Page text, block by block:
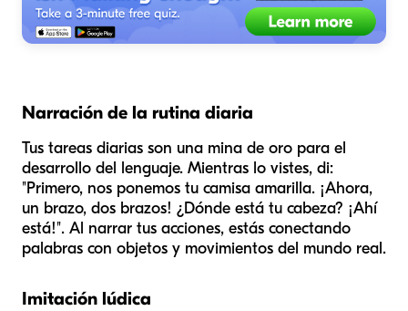
Narración de la rutina diaria
Tus tareas diarias son una mina de oro para el
desarrollo del lenguaje. Mientras lo vistes, di:
"Primero, nos ponemos tu camisa amarilla. ¡Ahora,
un brazo, dos brazos! ¿Dónde está tu cabeza? ¡Ahí
está!". Al narrar tus acciones, estás conectando
palabras con objetos y movimientos del mundo real.
Imitación lúdica